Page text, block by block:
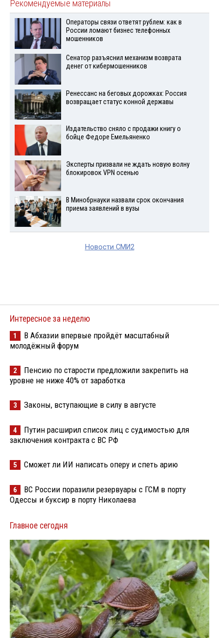
Рекомендуемые материалы
Операторы связи ответят рублем: как в
России ломают бизнес телефонных
мошенников
Сенатор разъяснил механизм возврата
денег от кибермошенников
Ренессанс на беговых дорожках: Россия
возвращает статус конной державы
Издательство сняло с продажи книгу о
бойце Федоре Емельяненко
Эксперты призвали не ждать новую волну
блокировок VPN осенью
В Минобрнауки назвали срок окончания
приема заявлений в вузы
Новости СМИ2
Интересное за неделю
1
В Абхазии впервые пройдёт масштабный
молодёжный форум
2
Пенсию по старости предложили закрепить на
уровне не ниже 40% от заработка
3 Законы, вступающие в силу в августе
4
Путин расширил список лиц с судимостью для
заключения контракта с ВС РФ
5 Сможет ли ИИ написать оперу и спеть арию
6
ВС России поразили резервуары с ГСМ в порту
Одессы и буксир в порту Николаева
Главное сегодня